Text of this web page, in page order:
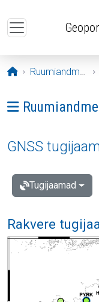
Avaleht
Ruumiandmed
Ava menüü:
GNSS
Tugijaamad
Rakvere